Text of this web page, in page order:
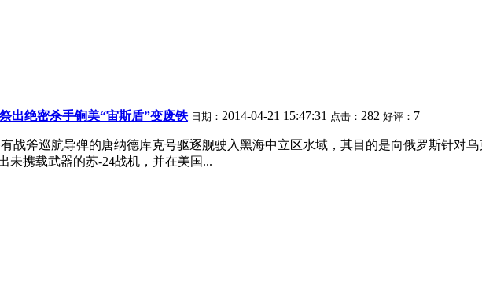
出绝密杀手锏美“宙斯盾”变废铁 日期： 2014-04-21 15:47:31 点击： 282 好评： 7
战斧巡航导弹的唐纳德库克号驱逐舰驶入黑海中立区水域，其目的是向俄罗斯针对
未携载武器的苏-24战机，并在美国...